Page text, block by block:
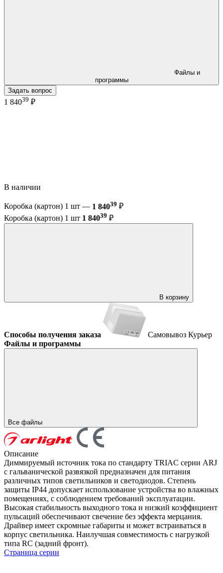
программы
Задать вопрос
1 84039 ₽
В наличии
Коробка (картон) 1 шт — 1 84039 ₽
Коробка (картон) 1 шт 1 84039 ₽
В корзину
Способы получения заказа Самовывоз Курьер
Файлы и программы
Все файлы
Описание
Диммируемый источник тока по стандарту TRIAC серии ARJ
с гальванической развязкой предназначен для питания
различных типов светильников и светодиодов. Степень
защиты IP44 допускает использование устройства во влажных
помещениях, с соблюдением требований эксплуатации.
Высокая стабильность выходного тока и низкий коэффициент
пульсаций обеспечивают свечение без эффекта мерцания.
Драйвер имеет скромные габариты и может встраиваться в
корпус светильника. Наилучшая совместимость с нагрузкой
типа RC (задний фронт).
Страница серии